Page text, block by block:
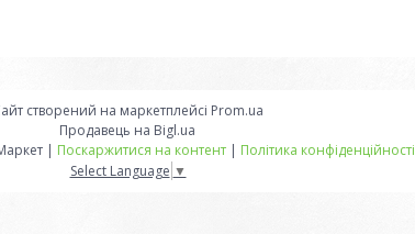
створений на маркетплейсі Prom.ua
Продавець на Bigl.ua
Інтернет-магазин Хеппі Маркет | Поскаржитися на контент | Політика конфіденційності
Select Language ▼